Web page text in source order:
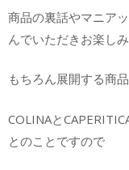
商品の裏話やマニア
んでいただきお楽し
もちろん展開する商
COLINAと
とのことですので